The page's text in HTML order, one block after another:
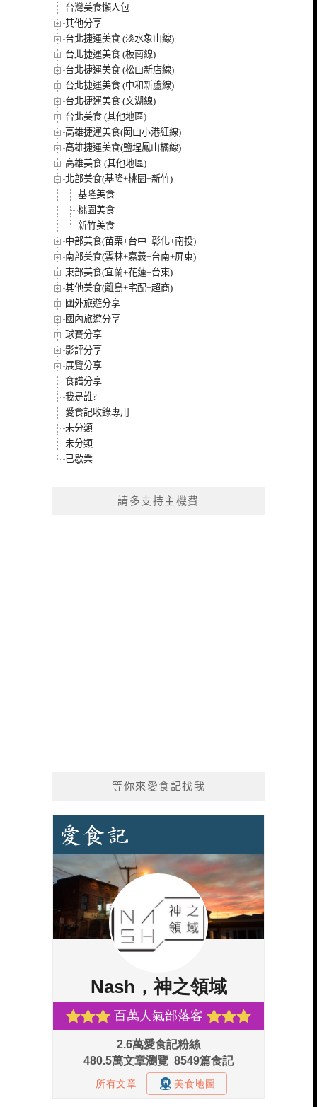
台灣美食懶人包
其他分享
台北捷運美食 (淡水象山線)
台北捷運美食 (板南線)
台北捷運美食 (松山新店線)
台北捷運美食 (中和新蘆線)
台北捷運美食 (文湖線)
台北美食 (其他地區)
高雄捷運美食(岡山小港紅線)
高雄捷運美食(鹽埕鳳山橘線)
高雄美食 (其他地區)
北部美食(基隆+桃園+新竹)
基隆美食
桃園美食
新竹美食
中部美食(苗栗+台中+彰化+南投)
南部美食(雲林+嘉義+台南+屏東)
東部美食(宜蘭+花蓮+台東)
其他美食(離島+宅配+超商)
國外旅遊分享
國內旅遊分享
球賽分享
影評分享
展覽分享
食譜分享
我是誰?
愛食記收錄專用
未分類
未分類
已歇業
請多支持主機費
等你來愛食記找我